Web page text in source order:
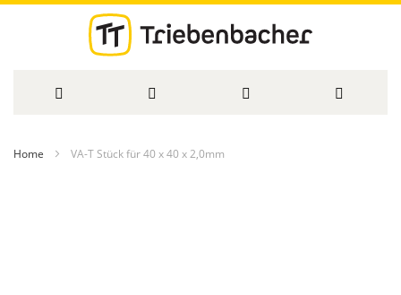
Home VA-T Stück für 40 x 40 x 2,0mm